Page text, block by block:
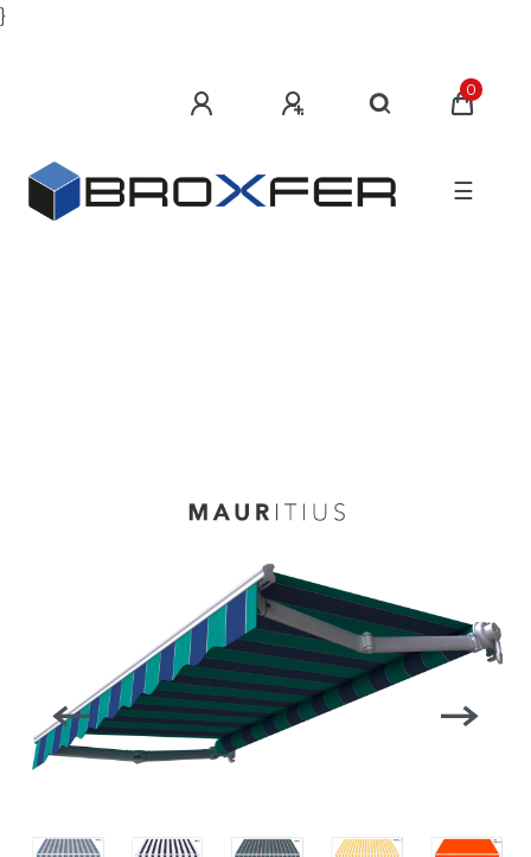
}
0
☰